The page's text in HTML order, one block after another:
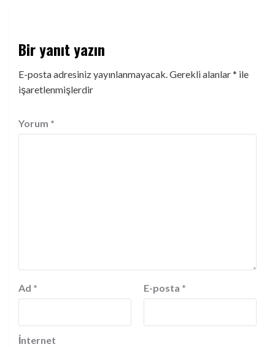
Bir yanıt yazın
E-posta adresiniz yayınlanmayacak.Gerekli alanlar* ile
işaretlenmişlerdir
Yorum *
Ad * E-posta *
İnternet